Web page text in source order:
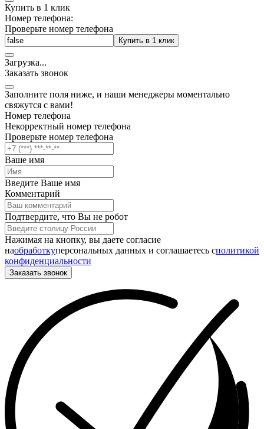
Купить в 1 клик
Номер телефона:
Проверьте номер телефона
Купить в 1 клик
Загрузка...
Заказать звонок
Заполните поля ниже, и наши менеджеры моментально
свяжутся с вами!
Номер телефона
Некорректный номер телефона
Проверьте номер телефона
Ваше имя
Введите Ваше имя
Комментарий
Подтвердите, что Вы не робот
Нажимая на кнопку, вы даете согласие
наобработкуперсональных данных и соглашаетесь cполитикой
конфиденциальности
Заказать звонок